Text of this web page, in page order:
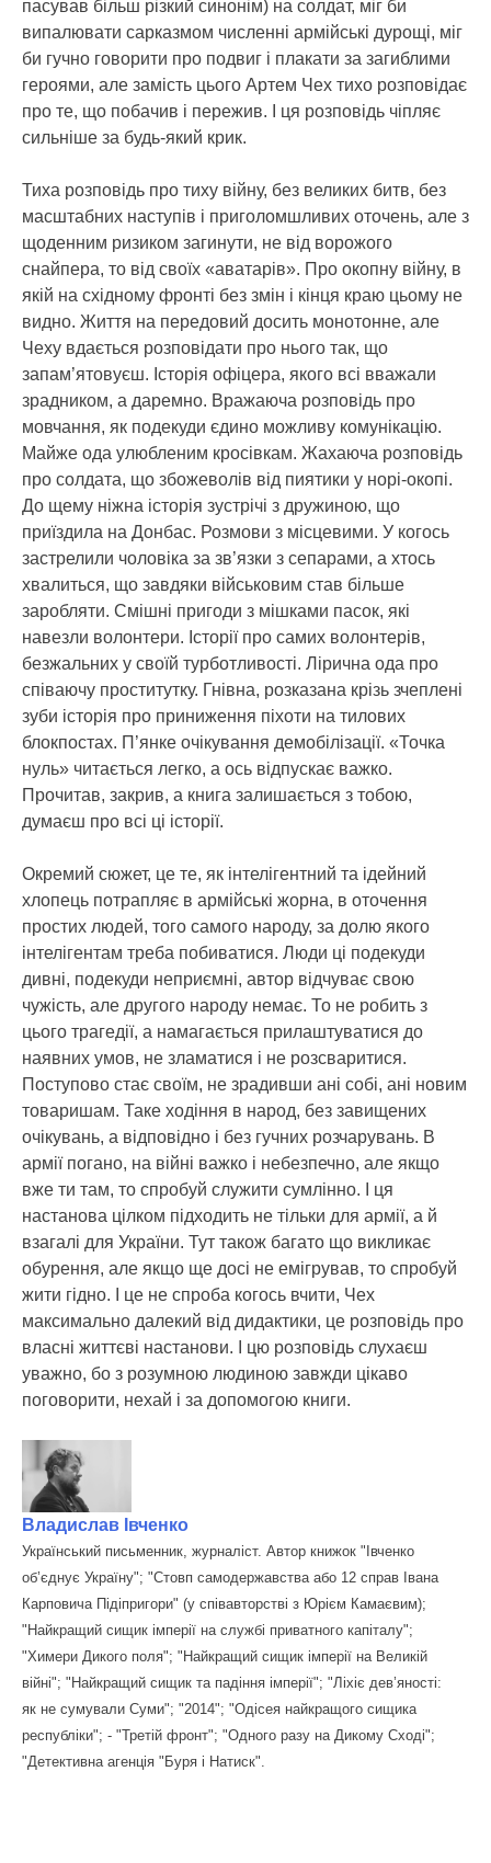
пасував більш різкий синонім) на солдат, міг би
випалювати сарказмом численні армійські дурощі, міг
би гучно говорити про подвиг і плакати за загиблими
героями, але замість цього Артем Чех тихо розповідає
про те, що побачив і пережив. І ця розповідь чіпляє
сильніше за будь-який крик.
Тиха розповідь про тиху війну, без великих битв, без
масштабних наступів і приголомшливих оточень, але з
щоденним ризиком загинути, не від ворожого
снайпера, то від своїх «аватарів». Про окопну війну, в
якій на східному фронті без змін і кінця краю цьому не
видно. Життя на передовий досить монотонне, але
Чеху вдається розповідати про нього так, що
запам’ятовуєш. Історія офіцера, якого всі вважали
зрадником, а даремно. Вражаюча розповідь про
мовчання, як подекуди єдино можливу комунікацію.
Майже ода улюбленим кросівкам. Жахаюча розповідь
про солдата, що збожеволів від пиятики у норі-окопі.
До щему ніжна історія зустрічі з дружиною, що
приїздила на Донбас. Розмови з місцевими. У когось
застрелили чоловіка за зв’язки з сепарами, а хтось
хвалиться, що завдяки військовим став більше
заробляти. Смішні пригоди з мішками пасок, які
навезли волонтери. Історії про самих волонтерів,
безжальних у своїй турботливості. Лірична ода про
співаючу проститутку. Гнівна, розказана крізь зчеплені
зуби історія про приниження піхоти на тилових
блокпостах. П’янке очікування демобілізації. «Точка
нуль» читається легко, а ось відпускає важко.
Прочитав, закрив, а книга залишається з тобою,
думаєш про всі ці історії.
Окремий сюжет, це те, як інтелігентний та ідейний
хлопець потрапляє в армійські жорна, в оточення
простих людей, того самого народу, за долю якого
інтелігентам треба побиватися. Люди ці подекуди
дивні, подекуди неприємні, автор відчуває свою
чужість, але другого народу немає. То не робить з
цього трагедії, а намагається прилаштуватися до
наявних умов, не зламатися і не розсваритися.
Поступово стає своїм, не зрадивши ані собі, ані новим
товаришам. Таке ходіння в народ, без завищених
очікувань, а відповідно і без гучних розчарувань. В
армії погано, на війні важко і небезпечно, але якщо
вже ти там, то спробуй служити сумлінно. І ця
настанова цілком підходить не тільки для армії, а й
взагалі для України. Тут також багато що викликає
обурення, але якщо ще досі не емігрував, то спробуй
жити гідно. І це не спроба когось вчити, Чех
максимально далекий від дидактики, це розповідь про
власні життєві настанови. І цю розповідь слухаєш
уважно, бо з розумною людиною завжди цікаво
поговорити, нехай і за допомогою книги.
Владислав Івченко
Український письменник, журналіст. Автор книжок "Івченко
об’єднує Україну"; "Стовп самодержавства або 12 справ Івана
Карповича Підіпригори" (у співавторстві з Юрієм Камаєвим);
"Найкращий сищик імперії на службі приватного капіталу";
"Химери Дикого поля"; "Найкращий сищик імперії на Великій
війні"; "Найкращий сищик та падіння імперії"; "Ліхіє дев’яності:
як не сумували Суми"; "2014"; "Одісея найкращого сищика
республіки"; - "Третій фронт"; "Одного разу на Дикому Сході";
"Детективна агенція "Буря і Натиск".